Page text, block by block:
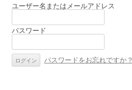
ー
ョ
ユーザー名またはメールアドレス
パスワード
パスワードをお忘れですか？